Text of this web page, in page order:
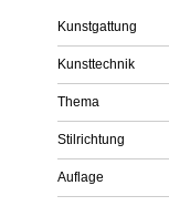
Kunstgattung
Kunsttechnik
Thema
Stilrichtung
Auflage